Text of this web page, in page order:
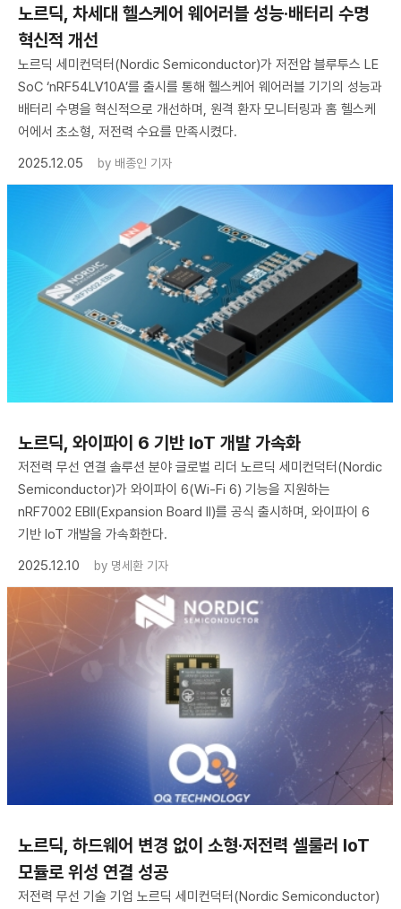
노르딕, 차세대 헬스케어 웨어러블 성능·배터리 수명
혁신적 개선
노르딕 세미컨덕터(Nordic Semiconductor)가 저전압 블루투스 LE
SoC ‘nRF54LV10A’를 출시를 통해 헬스케어 웨어러블 기기의 성능과
배터리 수명을 혁신적으로 개선하며, 원격 환자 모니터링과 홈 헬스케
어에서 초소형, 저전력 수요를 만족시켰다.
2025.12.05
by 배종인 기자
노르딕, 와이파이 6 기반 IoT 개발 가속화
저전력 무선 연결 솔루션 분야 글로벌 리더 노르딕 세미컨덕터(Nordic
Semiconductor)가 와이파이 6(Wi-Fi 6) 기능을 지원하는
nRF7002 EBII(Expansion Board II)를 공식 출시하며, 와이파이 6
기반 IoT 개발을 가속화한다.
2025.12.10
by 명세환 기자
노르딕, 하드웨어 변경 없이 소형·저전력 셀룰러 IoT
모듈로 위성 연결 성공
저전력 무선 기술 기업 노르딕 세미컨덕터(Nordic Semiconductor)